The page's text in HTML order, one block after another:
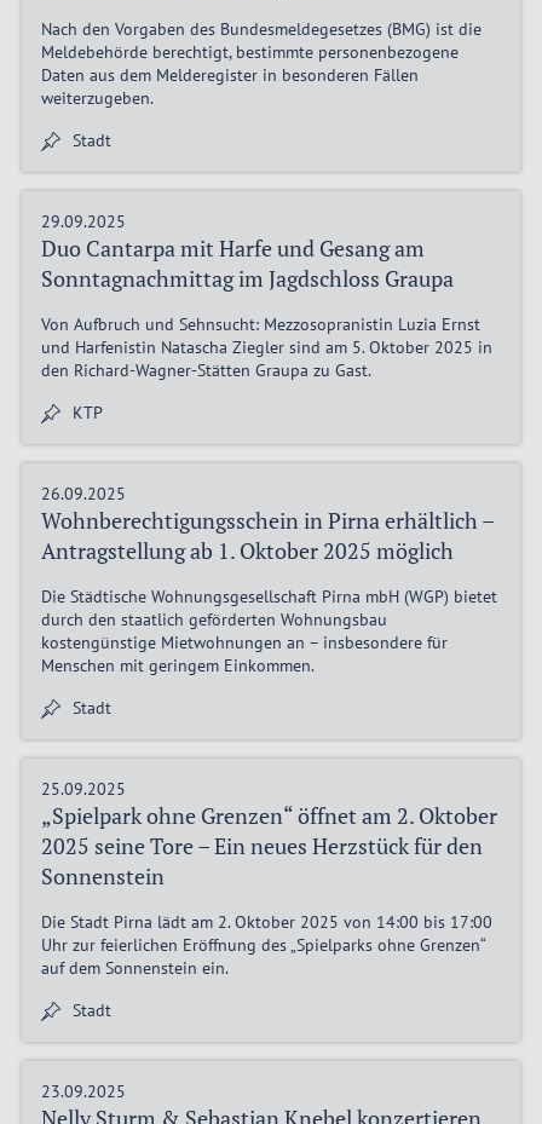
Nach den Vorgaben des Bundesmeldegesetzes (BMG) ist die
Meldebehörde berechtigt, bestimmte personenbezogene
Daten aus dem Melderegister in besonderen Fällen
weiterzugeben.
Stadt
29.09.2025
Duo Cantarpa mit Harfe und Gesang am
Sonntagnachmittag im Jagdschloss Graupa
Von Aufbruch und Sehnsucht: Mezzosopranistin Luzia Ernst
und Harfenistin Natascha Ziegler sind am 5. Oktober 2025 in
den Richard-Wagner-Stätten Graupa zu Gast.
KTP
26.09.2025
Wohnberechtigungsschein in Pirna erhältlich –
Antragstellung ab 1. Oktober 2025 möglich
Die Städtische Wohnungsgesellschaft Pirna mbH (WGP) bietet
durch den staatlich geförderten Wohnungsbau
kostengünstige Mietwohnungen an – insbesondere für
Menschen mit geringem Einkommen.
Stadt
25.09.2025
„Spielpark ohne Grenzen“ öffnet am 2. Oktober
2025 seine Tore – Ein neues Herzstück für den
Sonnenstein
Die Stadt Pirna lädt am 2. Oktober 2025 von 14:00 bis 17:00
Uhr zur feierlichen Eröffnung des „Spielparks ohne Grenzen“
auf dem Sonnenstein ein.
Stadt
23.09.2025
Nelly Sturm & Sebastian Knebel konzertieren